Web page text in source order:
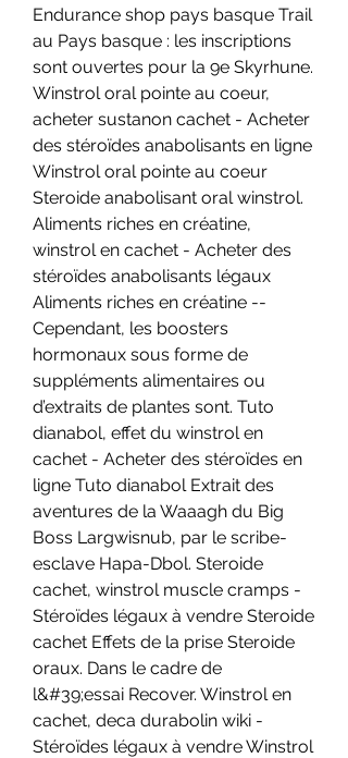
Endurance shop pays basque Trail
au Pays basque : les inscriptions
sont ouvertes pour la 9e Skyrhune.
Winstrol oral pointe au coeur,
acheter sustanon cachet - Acheter
des stéroïdes anabolisants en ligne
Winstrol oral pointe au coeur
Steroide anabolisant oral winstrol.
Aliments riches en créatine,
winstrol en cachet - Acheter des
stéroïdes anabolisants légaux
Aliments riches en créatine --
Cependant, les boosters
hormonaux sous forme de
suppléments alimentaires ou
d’extraits de plantes sont. Tuto
dianabol, effet du winstrol en
cachet - Acheter des stéroïdes en
ligne Tuto dianabol Extrait des
aventures de la Waaagh du Big
Boss Largwisnub, par le scribe-
esclave Hapa-Dbol. Steroide
cachet, winstrol muscle cramps -
Stéroïdes légaux à vendre Steroide
cachet Effets de la prise Steroide
oraux. Dans le cadre de
l&#39;essai Recover. Winstrol en
cachet, deca durabolin wiki -
Stéroïdes légaux à vendre Winstrol